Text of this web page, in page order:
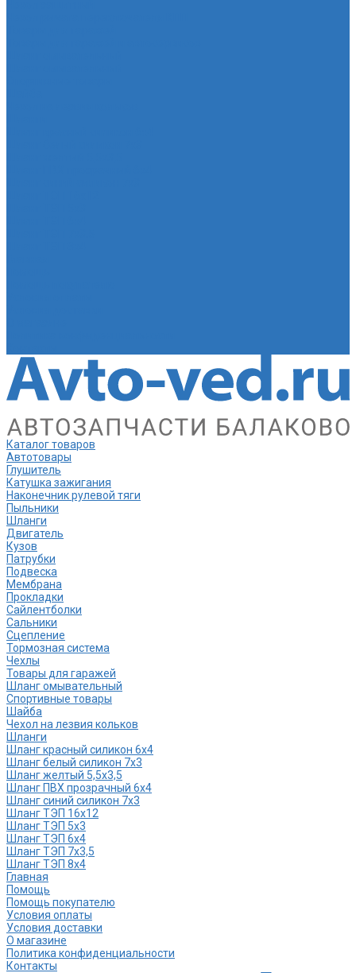
Каталог товаров
Автотовары
Глушитель
Катушка зажигания
Наконечник рулевой тяги
Пыльники
Шланги
Двигатель
Кузов
Патрубки
Подвеска
Мембрана
Прокладки
Сайлентболки
Сальники
Сцепление
Тормозная система
Чехлы
Товары для гаражей
Шланг омывательный
Спортивные товары
Шайба
Чехол на лезвия кольков
Шланги
Шланг красный силикон 6х4
Шланг белый силикон 7х3
Шланг желтый 5,5х3,5
Шланг ПВХ прозрачный 6х4
Шланг синий силикон 7х3
Шланг ТЭП 16х12
Шланг ТЭП 5х3
Шланг ТЭП 6х4
Шланг ТЭП 7х3,5
Шланг ТЭП 8х4
Главная
Помощь
Помощь покупателю
Условия оплаты
Условия доставки
О магазине
Политика конфиденциальности
Контакты